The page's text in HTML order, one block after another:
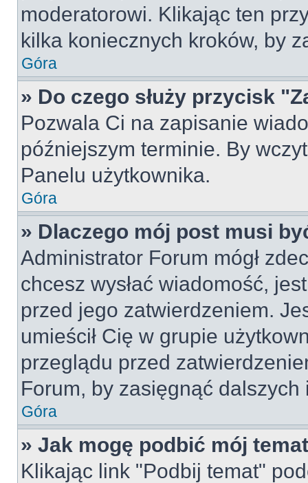
moderatorowi. Klikając ten
kilka koniecznych kroków, by
Góra
» Do czego służy przycisk
Pozwala Ci na zapisanie
późniejszym terminie. By
Panelu użytkownika.
Góra
» Dlaczego mój post musi
Administrator Forum mógł
chcesz wysłać wiadomość,
przed jego zatwierdzeniem.
umieścił Cię w grupie
przeglądu przed
Forum, by zasięgnąć dalszych
Góra
» Jak mogę podbić mój
Klikając link "Podbij temat"